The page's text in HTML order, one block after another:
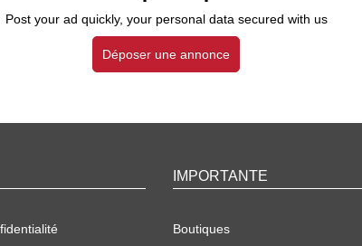
Post your ad quickly, your personal data secured with us
Déposer une annonce
IMPORTANTE
Boutiques